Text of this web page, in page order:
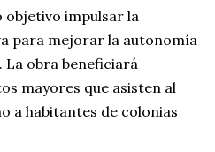
objetivo impulsar la
para mejorar la autonomía
La obra beneficiará
mayores que asisten al
a habitantes de colonias